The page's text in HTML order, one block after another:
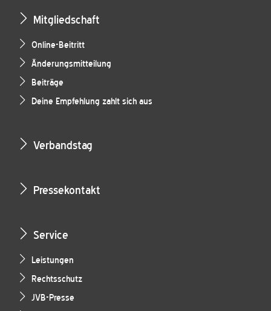
Mitgliedschaft
Online-Beitritt
Änderungsmitteilung
Beiträge
Deine Empfehlung zahlt sich aus
Verbandstag
Pressekontakt
Service
Leistungen
Rechtsschutz
JVB-Presse